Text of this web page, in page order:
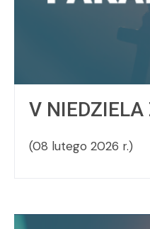
V
(08 lutego 2026 r.)